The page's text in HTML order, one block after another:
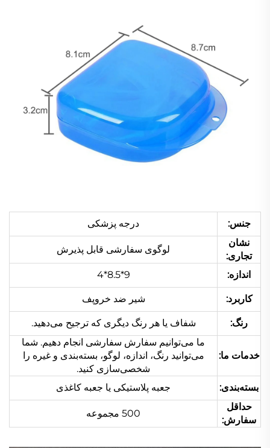
جنس:
درجه پزشکی
نشان
تجاری:
لوگوی سفارشی قابل پذیرش
اندازه: 9*8.5*4
کاربرد: شیر ضد خروپف
رنگ: شفاف یا هر رنگ دیگری که ترجیح می‌دهید.
خدمات ما:
ما می‌توانیم سفارش سفارشی انجام دهیم. شما
می‌توانید رنگ، اندازه، لوگو، بسته‌بندی و غیره را
شخصی‌سازی کنید.
بسته‌بندی:
جعبه پلاستیکی یا جعبه کاغذی
حداقل
سفارش:
500 مجموعه